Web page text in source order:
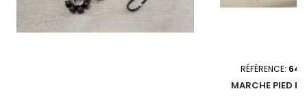
RÉFÉRENCE:
MARCHE PIED